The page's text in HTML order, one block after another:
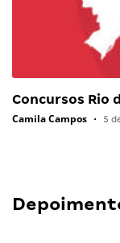
Concursos Rio
Camila Campos • 5